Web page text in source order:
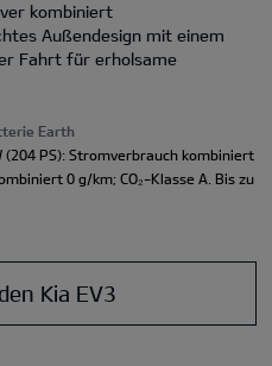
kombiniert
Außendesign mit einem
Fahrt für erholsame
Earth
PS): Stromverbrauch kombiniert
0 g/km; CO₂-Klasse A. Bis zu
Kia EV3